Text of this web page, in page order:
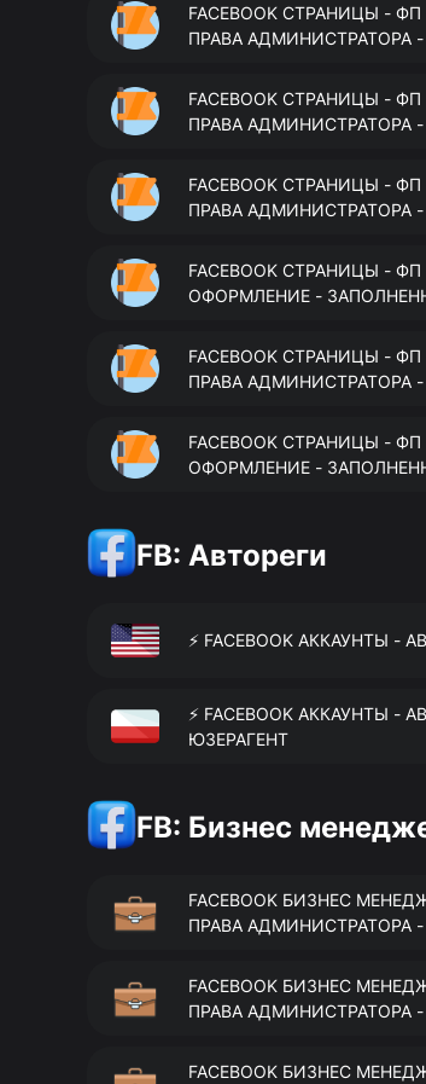
FACEBOOK СТРАНИЦЫ - ФП
ПРАВА АДМИНИСТРАТОРА
FACEBOOK СТРАНИЦЫ - ФП
ПРАВА АДМИНИСТРАТОРА
FACEBOOK СТРАНИЦЫ - ФП
ПРАВА АДМИНИСТРАТОРА
FACEBOOK СТРАНИЦЫ - ФП
ОФОРМЛЕНИЕ -
FACEBOOK СТРАНИЦЫ - ФП
ПРАВА АДМИНИСТРАТОРА
FACEBOOK СТРАНИЦЫ - ФП
ОФОРМЛЕНИЕ -
FB: Автореги
⚡️ FACEBOOK АККАУНТЫ
⚡️ FACEBOOK АККАУНТЫ
ЮЗЕРАГЕНТ
FB: Бизнес
FACEBOOK БИЗНЕС
ПРАВА АДМИНИСТРАТОРА
FACEBOOK БИЗНЕС
ПРАВА АДМИНИСТРАТОРА
FACEBOOK БИЗНЕС